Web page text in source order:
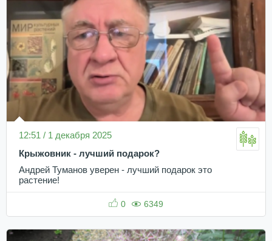
12:51 / 1 декабря 2025
Крыжовник - лучший подарок?
Андрей Туманов уверен - лучший подарок это
растение!
0 6349